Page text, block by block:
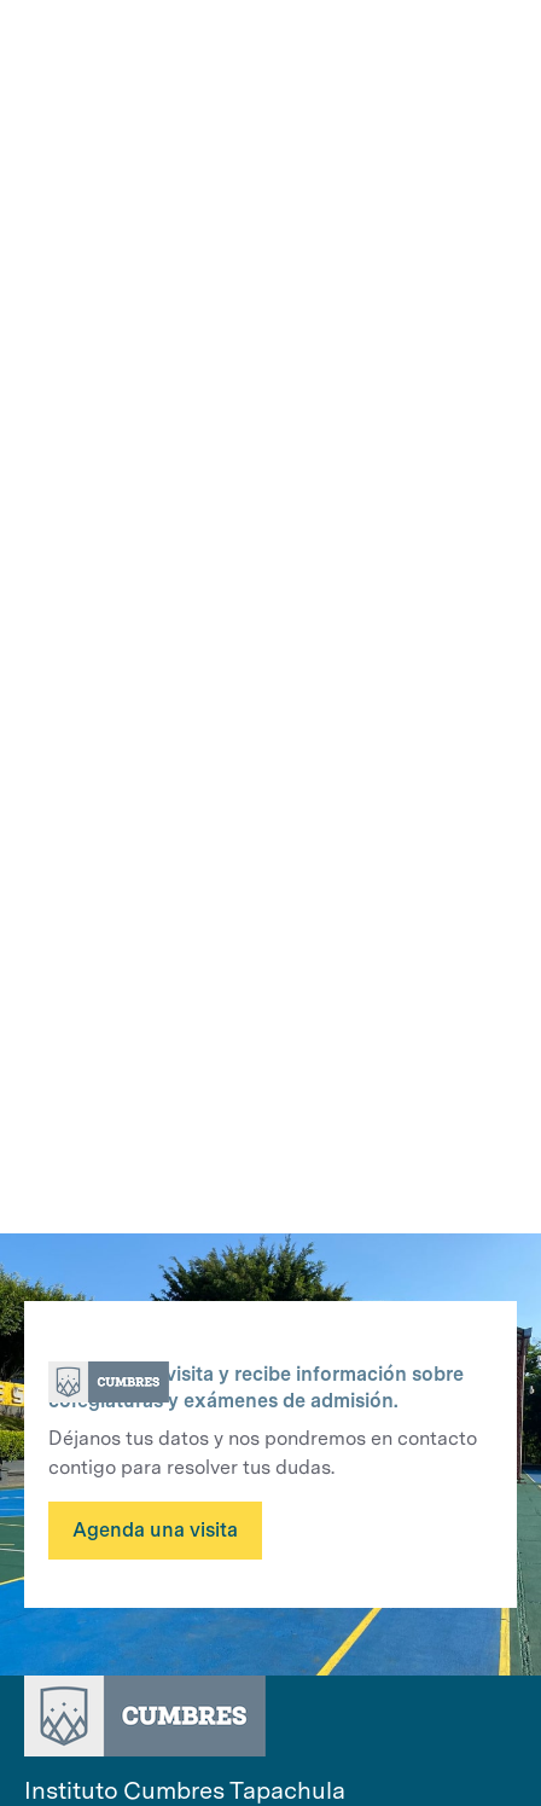
Agenda una visita y recibe información sobre
colegiaturas y exámenes de admisión.
Déjanos tus datos y nos pondremos en contacto
contigo para resolver tus dudas.
Agenda una visita
Instituto Cumbres Tapachula